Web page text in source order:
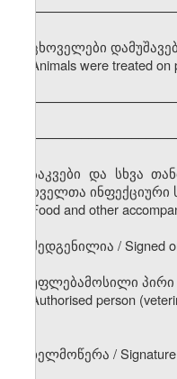
ცხოველები
Animals were treated on
საკვები და სხვა
ცხოველთა
Food and other
შედგენილია / Signed
უფლებამოსილი პირი
Authorised person
ხელმოწერა /